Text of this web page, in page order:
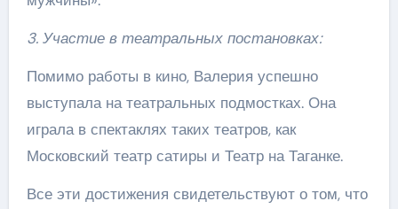
3. Участие в театральных постановках:
Помимо работы в кино, Валерия успешно
выступала на театральных подмостках. Она
играла в спектаклях таких театров, как
Московский театр сатиры и Театр на Таганке.
Все эти достижения свидетельствуют о том, что